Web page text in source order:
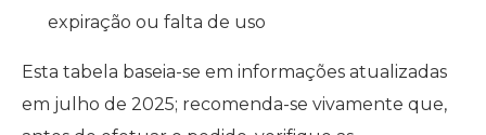
expiração ou falta de uso
Esta tabela baseia-se em informações atualizadas
em julho de 2025; recomenda-se vivamente que,